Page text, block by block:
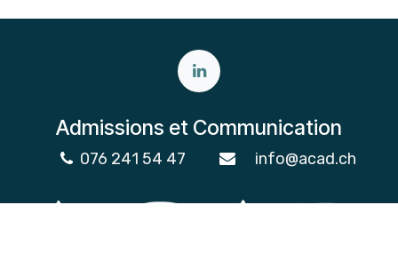
Admissions et Communication
076 241 54 47 info@acad.ch